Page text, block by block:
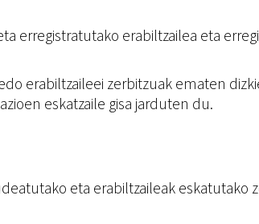
erregistratutako erabiltzailea eta
erabiltzaileei zerbitzuak ematen
eskatzaile gisa jarduten du.
eta erabiltzaileak